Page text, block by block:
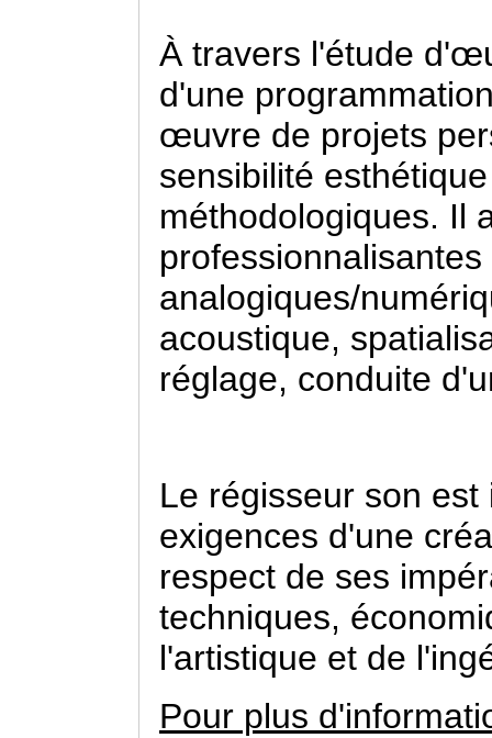
À travers l'étude
d'une
œuvre de projets
sensibilité
méthodologiques. Il
analogiques/
acoustique,
réglage, conduite
Le régisseur son
exigences d'une
respect de ses
techniques,
l'artistique et de
Pour plus